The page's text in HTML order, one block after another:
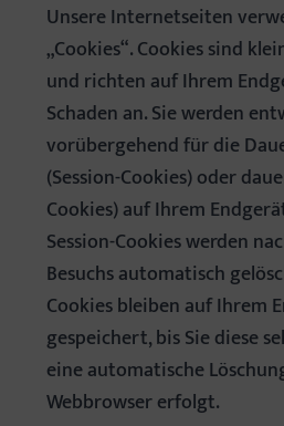
Unsere Internetseiten
„Cookies“. Cookies sind
und richten auf Ihrem
Schaden an. Sie werden
vorübergehend für die
(Session-Cookies) oder
Cookies) auf Ihrem
Session-Cookies werden
Besuchs automatisch
Cookies bleiben auf Ihrem
gespeichert, bis Sie diese
eine automatische
Webbrowser erfolgt.